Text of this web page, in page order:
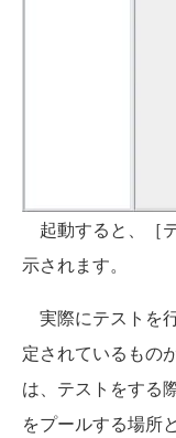
起動すると、［
示されます。
実際にテストを
定されているもの
は、テストをする
をプールする場所